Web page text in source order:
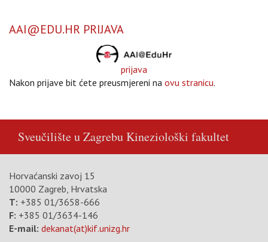
AAI@EDU.HR PRIJAVA
prijava
Nakon prijave bit ćete preusmjereni na ovu stranicu.
Sveučilište u ZagrebuKineziološki fakultet
Horvaćanski zavoj 15
10000 Zagreb, Hrvatska
T: +385 01/3658-666
F: +385 01/3634-146
E-mail: dekanat(at)kif.unizg.hr